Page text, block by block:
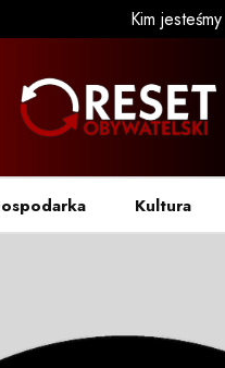
Kim jesteśmy
Kultura